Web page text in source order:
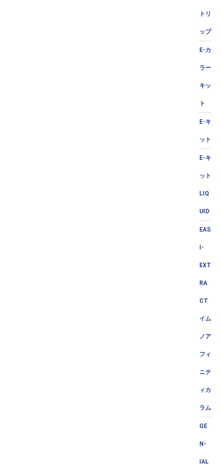
トリ
ップ
E-カ
ラー
キッ
ト
E-キ
ット
E-キ
ット
LIQ
UID
EAS
I-
EXT
RA
CT
イム
ノア
フィ
ニテ
ィカ
ラム
GE
N-
IAL